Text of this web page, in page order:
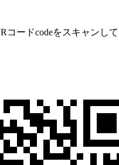
コードcodeをスキャンして